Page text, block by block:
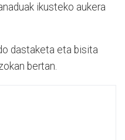
ikusteko aukera
dastaketa eta bisita
bertan.